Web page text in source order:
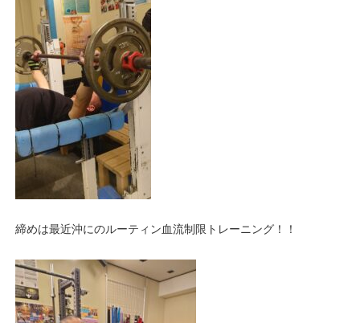
締めは最近沖にのルーティン血流制限トレーニング！！